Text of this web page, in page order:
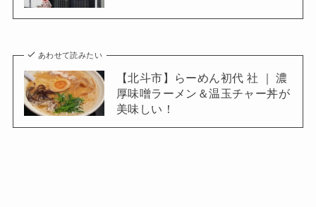
あわせて読みたい
【北斗市】らーめん初代 社 ｜ 濃
厚味噌ラーメン＆温玉チャー丼が
美味しい！